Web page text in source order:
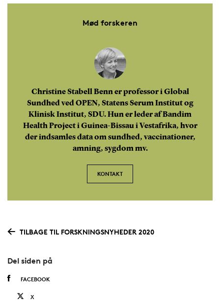
Mød forskeren
Christine Stabell Benn er professor i Global
Sundhed ved OPEN, Statens Serum Institut og
Klinisk Institut, SDU. Hun er leder af Bandim
Health Project i Guinea-Bissau i Vestafrika, hvor
der indsamles data om sundhed, vaccinationer,
amning, sygdom mv.
KONTAKT
TILBAGE TIL FORSKNINGSNYHEDER 2020
Del siden på
FACEBOOK
X